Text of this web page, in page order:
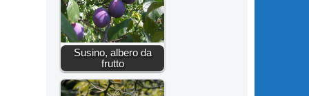
Susino, albero da
frutto